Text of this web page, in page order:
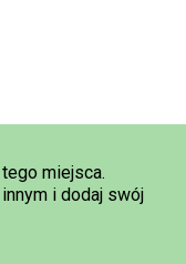
miejsca.
i dodaj swój